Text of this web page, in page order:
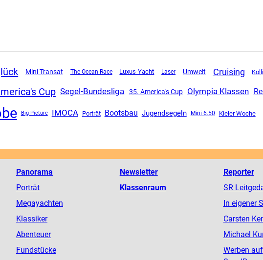
Mini Transat The Ocean Race Luxus-Yacht Laser Umwelt Cruising
Cup Segel-Bundesliga 35. America's Cup Olympia Klassen
Big Picture IMOCA Porträt Bootsbau Jugendsegeln Mini 6.50 Kieler Woche
Panorama
Porträt
Megayachten
Klassiker
Abenteuer
Fundstücke
Newsletter
Klassenraum
Reporter
SR
In eigener
Carsten
Michael
Werben auf